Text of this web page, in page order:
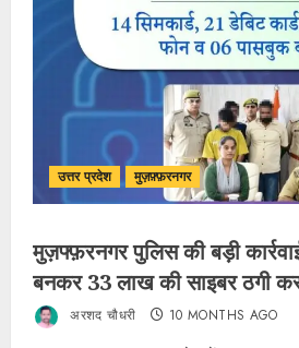
उत्तर प्रदेश मुज़फ़्फ़रनगर
मुज़फ्फ़रनगर पुलिस की बड़ी
बनकर 33 लाख की साइबर ठगी
अरशद चौधरी 10 MONTHS AGO